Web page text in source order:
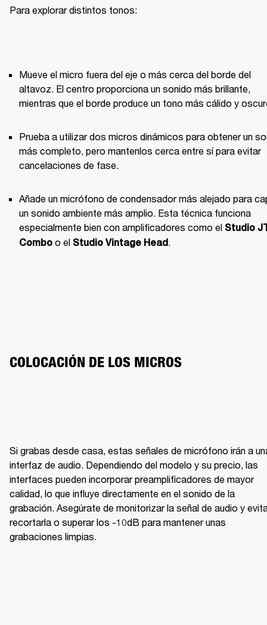
Mueve el micro fuera del eje o más cerca del borde del
altavoz. El centro proporciona un sonido más brillante,
mientras que el borde produce un tono más cálido y
Prueba a utilizar dos micros dinámicos para obtener un
más completo, pero mantenlos cerca entre sí para evitar
cancelaciones de fase.
Añade un micrófono de condensador más alejado para
un sonido ambiente más amplio. Esta técnica funciona
especialmente bien con amplificadores como el Studio
Combo o el Studio Vintage Head
COLOCACIÓN DE LOS MICROS
BRILLO CON CLARIDAD
Si grabas desde casa, estas señales de micrófono irán a
interfaz de audio. Dependiendo del modelo y su precio, las
interfaces pueden incorporar preamplificadores de mayor
calidad, lo que influye directamente en el sonido de la
grabación. Asegúrate de monitorizar la señal de audio y
recortarla o superar los -10dB para mantener unas
grabaciones limpias.